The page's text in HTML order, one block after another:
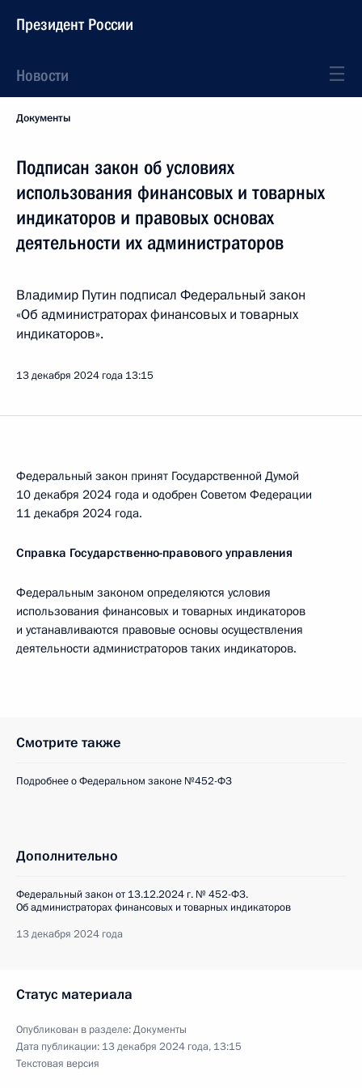
Президент России
Новости
Документы
Подписан закон об условиях
использования финансовых и товарных
индикаторов и правовых основах
деятельности их администраторов
Владимир Путин подписал Федеральный закон
«Об администраторах финансовых и товарных
индикаторов».
13 декабря 2024 года 13:15
Федеральный закон принят Государственной Думой
10 декабря 2024 года и одобрен Советом Федерации
11 декабря 2024 года.
Справка Государственно-правового управления
Федеральным законом определяются условия
использования финансовых и товарных индикаторов
и устанавливаются правовые основы осуществления
деятельности администраторов таких индикаторов.
Смотрите также
Подробнее о Федеральном законе №452-ФЗ
Дополнительно
Федеральный закон от 13.12.2024 г. № 452-ФЗ.
Об администраторах финансовых и товарных индикаторов
13 декабря 2024 года
Статус материала
Опубликован в разделе:Документы
Дата публикации: 13 декабря 2024 года, 13:15
Текстовая версия